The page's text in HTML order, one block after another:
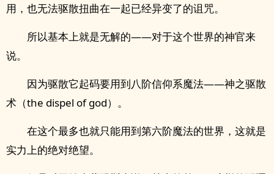
用，也无法驱散扭曲在一起已经异变了的诅咒。
所以基本上就是无解的——对于这个世界的神官来
说。
因为驱散它起码要用到八阶信仰系魔法——神之驱散
术（the dispel of god）。
在这个最多也就只能用到第六阶魔法的世界，这就是
实力上的绝对绝望。